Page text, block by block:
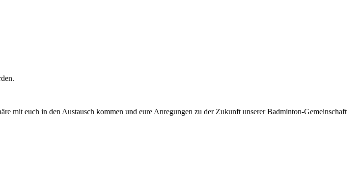
mit euch in den Austausch kommen und eure Anregungen zu der Zukunft unserer Badminton-Gemeinschaft